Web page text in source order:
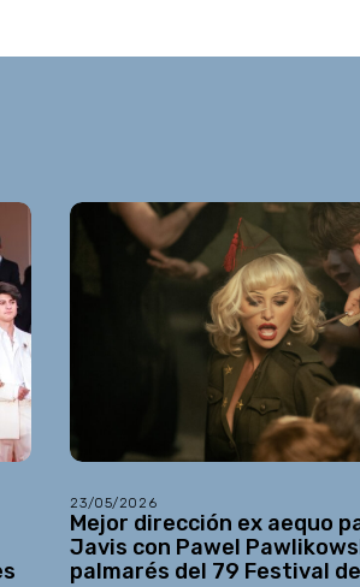
23/05/2026
Mejor dirección ex aequo
Javis con Pawel
palmarés del 79 Festival